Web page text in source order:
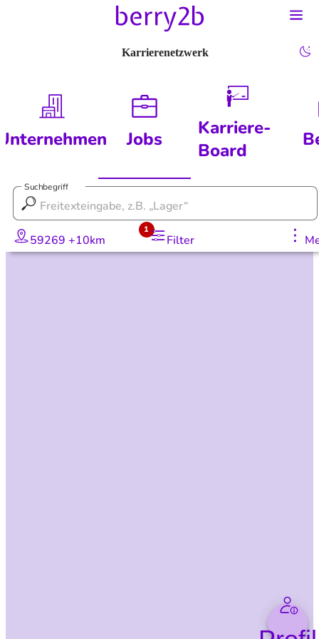
Karrierenetzwerk
Jobs
Karriere-
Board
Suchbegriff
59269 +10km Filter
1